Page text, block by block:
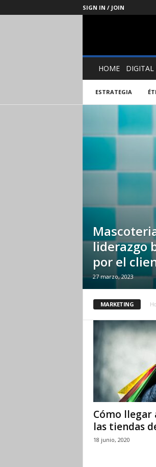
SIGN IN / JOIN
Management
SocietyHOME
ESTRATEGIA
liderazgo
por el
27 marzo, 2023
MARKETING
Cómo llegar
las tiendas
18 junio, 2020